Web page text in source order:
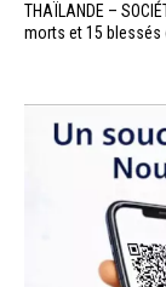
THAÏLANDE –
morts et 15 blessés